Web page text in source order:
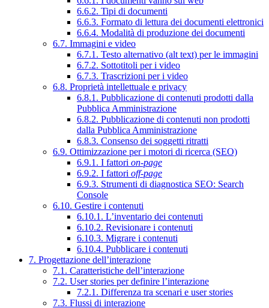
6.6.2. Tipi di documenti
6.6.3. Formato di lettura dei documenti elettronici
6.6.4. Modalità di produzione dei documenti
6.7. Immagini e video
6.7.1. Testo alternativo (alt text) per le immagini
6.7.2. Sottotitoli per i video
6.7.3. Trascrizioni per i video
6.8. Proprietà intellettuale e privacy
6.8.1. Pubblicazione di contenuti prodotti dalla
Pubblica Amministrazione
6.8.2. Pubblicazione di contenuti non prodotti
dalla Pubblica Amministrazione
6.8.3. Consenso dei soggetti ritratti
6.9. Ottimizzazione per i motori di ricerca (SEO)
6.9.1. I fattori on-page
6.9.2. I fattori off-page
6.9.3. Strumenti di diagnostica SEO: Search
Console
6.10. Gestire i contenuti
6.10.1. L’inventario dei contenuti
6.10.2. Revisionare i contenuti
6.10.3. Migrare i contenuti
6.10.4. Pubblicare i contenuti
7. Progettazione dell’interazione
7.1. Caratteristiche dell’interazione
7.2. User stories per definire l’interazione
7.2.1. Differenza tra scenari e user stories
7.3. Flussi di interazione